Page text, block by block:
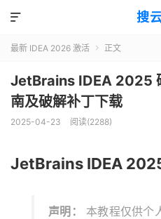
搜

最新 IDEA 2026 激活  正文
JetBrains IDEA 2025
南及破解补丁下载
2025-04-23 阅读(2288)
JetBrains IDEA
声明：
本教程仅供个